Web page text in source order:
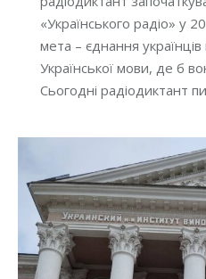
«Українського радіо» у
мета – єднання українців
Української мови, де б
Сьогодні радіодиктант